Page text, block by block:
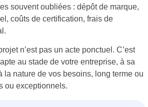
souvent oubliées : dépôt de marque,
coûts de certification, frais de
n’est pas un acte ponctuel. C’est
au stade de votre entreprise, à sa
la nature de vos besoins, long terme ou
ou exceptionnels.